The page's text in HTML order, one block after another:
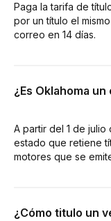
Paga la tarifa de
por un título el
correo en 14 días.
¿Es Oklahoma
A partir del 1 de
estado que retiene
motores que se
¿Cómo titulo un